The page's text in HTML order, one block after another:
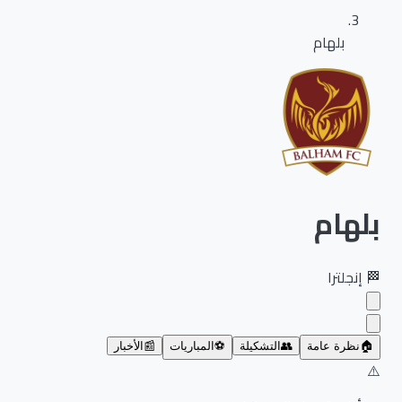
بلهام
بلهام
إنجلترا
نظرة عامة 👥 التشكيلة ⚽ المباريات 📰 الأخبار